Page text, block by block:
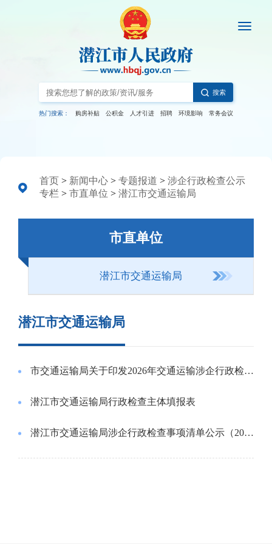
搜索
热门搜索： 购房补贴 公积金 人才引进 招聘 环境影响 常务会议
首页 > 新闻中心 > 专题报道 > 涉企行政检查公示
专栏 > 市直单位 > 潜江市交通运输局
市直单位
潜江市交通运输局
潜江市交通运输局
市交通运输局关于印发2026年交通运输涉企行政检查工作计划的通知
潜江市交通运输局行政检查主体填报表
潜江市交通运输局涉企行政检查事项清单公示（2026年版)